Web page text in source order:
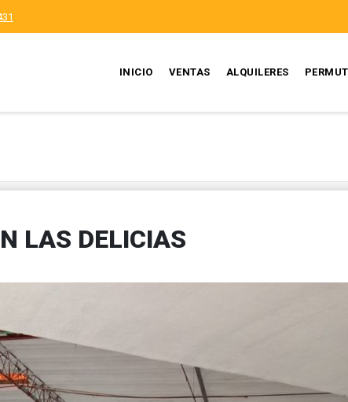
INICIO VENTAS ALQUILERES
LAS DELICIAS